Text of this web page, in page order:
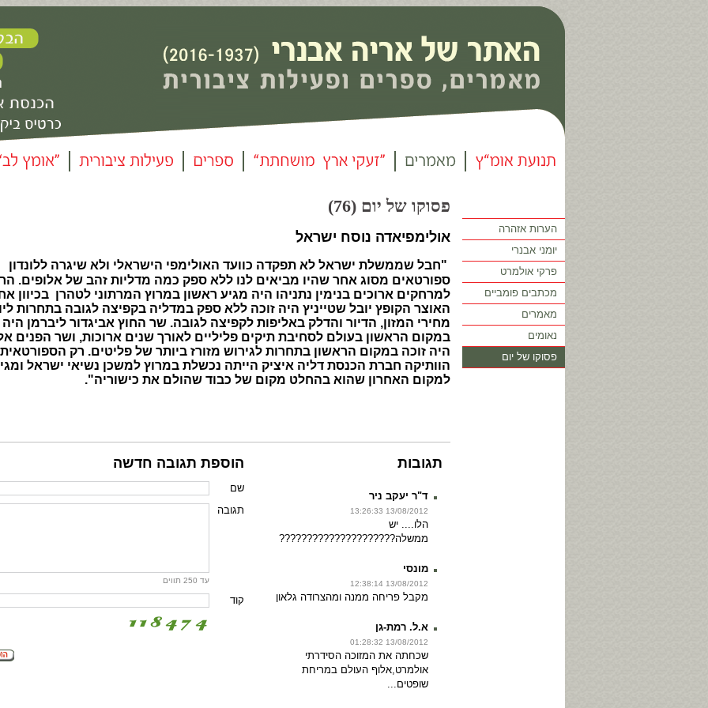
פסוקו של יום (76)
אולימפיאדה נוסח ישראל
"חבל שממשלת ישראל לא תפקדה כוועד האולימפי הישראלי ולא שיגרה ללונדון
ספורטאים מסוג אחר שהיו מביאים לנו ללא ספק כמה מדליות זהב של אלופים.
למרחקים ארוכים בנימין נתניהו היה מגיע ראשון במרוץ המרתוני לטהרן בכיוון
האוצר הקופץ יובל שטייניץ היה זוכה ללא ספק במדליה בקפיצה לגובה בתחרות
מחירי המזון, הדיור והדלק באליפות לקפיצה לגובה. שר החוץ אביגדור ליברמן היה
במקום הראשון בעולם לסחיבת תיקים פליליים לאורך שנים ארוכות, ושר הפנים
היה זוכה במקום הראשון בתחרות לגירוש מזורז ביותר של פליטים. רק הספורטאית
הוותיקה חברת הכנסת דליה איציק הייתה נכשלת במרוץ למשכן נשיאי ישראל
למקום האחרון שהוא בהחלט מקום של כבוד שהולם את כישוריה".
הוספת תגובה חדשה
שם
עד 250 תווים
תגובה
קוד
תגובות
ד"ר יעקב ניר
13/08/2012 13:26:33
הלו.... יש
ממשלה?????????????????????
מונסי
13/08/2012 12:38:14
מקבל פריחה ממנה ומהצרודה גלאון
א.ל. רמת-גן
13/08/2012 01:28:32
שכחתה את המזוכה הסידרתי
אולמרט,אלוף העולם במריחת
שופטים...
הערות אזהרה
יומני אבנרי
פרקי אולמרט
מכתבים פומביים
מאמרים
נאומים
פסוקו של יום